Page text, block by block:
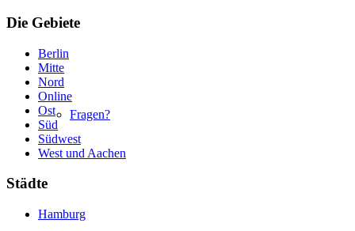
Fragen?
Die Gebiete
Berlin
Mitte
Nord
Online
Ost
Süd
Südwest
West und Aachen
Städte
Hamburg